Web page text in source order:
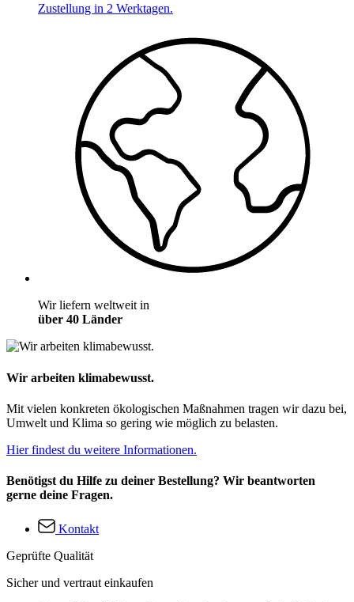
Zustellung in 2 Werktagen.
Wir liefern weltweit in
über 40 Länder
Wir arbeiten klimabewusst.
Mit vielen konkreten ökologischen Maßnahmen tragen wir dazu bei,
Umwelt und Klima so gering wie möglich zu belasten.
Hier findest du weitere Informationen.
Benötigst du Hilfe zu deiner Bestellung? Wir beantworten
gerne deine Fragen.
Kontakt
Geprüfte Qualität
Sicher und vertraut einkaufen